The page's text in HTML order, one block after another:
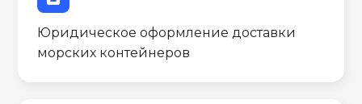
Юридическое оформление доставки
морских контейнеров